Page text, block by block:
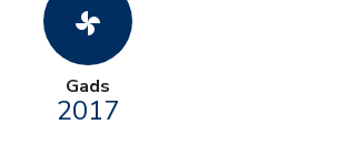
toys_fan
Gads
2017